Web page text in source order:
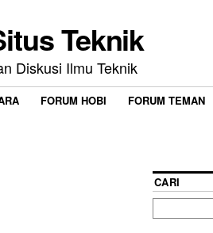
Teknik
Diskusi Ilmu Teknik
FORUM HOBI FORUM TEMAN
CARI